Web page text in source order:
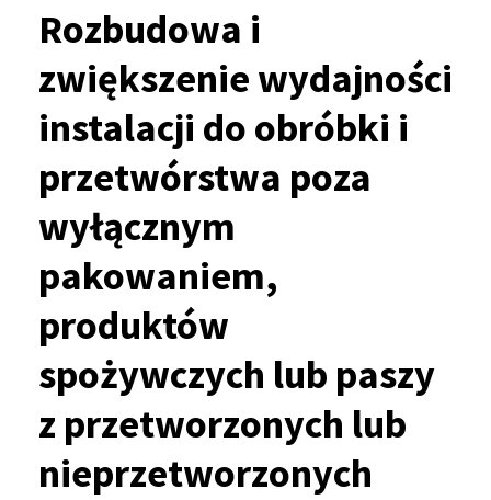
Rozbudowa i
zwiększenie wydajności
instalacji do obróbki i
przetwórstwa poza
wyłącznym
pakowaniem,
produktów
spożywczych lub paszy
z przetworzonych lub
nieprzetworzonych